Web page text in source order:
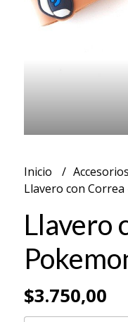
Inicio Accesorios
Llavero con Correa
Llavero
$3.750,00